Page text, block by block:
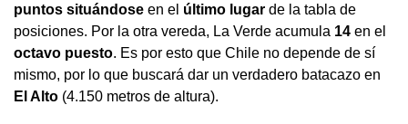
puntos situándose en el último lugar de la tabla de
posiciones. Por la otra vereda, La Verde acumula 14 en el
octavo puesto. Es por esto que Chile no depende de sí
mismo, por lo que buscará dar un verdadero batacazo en
El Alto (4.150 metros de altura).